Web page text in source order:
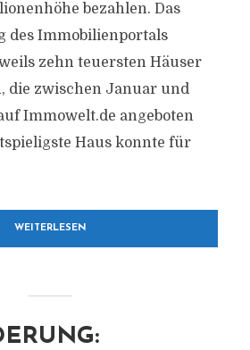
bezahlen. Das
des Immobilienportals
zehn teuersten Häuser
die zwischen Januar und
Immowelt.de angeboten
Haus konnte für
WEITERLESEN